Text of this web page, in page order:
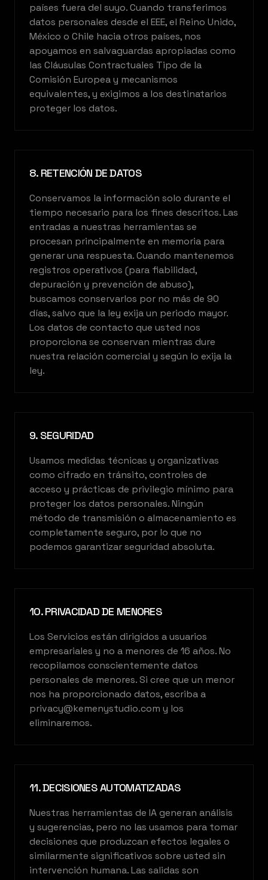
KEMENY STUDIO
países fuera del suyo. Cuando transferimos
datos personales desde el EEE, el Reino Unido,
México o Chile hacia otros países, nos
apoyamos en salvaguardas apropiadas como
las Cláusulas Contractuales Tipo de la
Comisión Europea y mecanismos
equivalentes, y exigimos a los destinatarios
proteger los datos.
8. RETENCIÓN DE DATOS
Conservamos la información solo durante el
tiempo necesario para los fines descritos. Las
entradas a nuestras herramientas se
procesan principalmente en memoria para
generar una respuesta. Cuando mantenemos
registros operativos (para fiabilidad,
depuración y prevención de abuso),
buscamos conservarlos por no más de 90
días, salvo que la ley exija un periodo mayor.
Los datos de contacto que usted nos
proporciona se conservan mientras dure
nuestra relación comercial y según lo exija la
ley.
9. SEGURIDAD
Usamos medidas técnicas y organizativas
como cifrado en tránsito, controles de
acceso y prácticas de privilegio mínimo para
proteger los datos personales. Ningún
método de transmisión o almacenamiento es
completamente seguro, por lo que no
podemos garantizar seguridad absoluta.
10. PRIVACIDAD DE MENORES
Los Servicios están dirigidos a usuarios
empresariales y no a menores de 16 años. No
recopilamos conscientemente datos
personales de menores. Si cree que un menor
nos ha proporcionado datos, escriba a
privacy@kemenystudio.com y los
eliminaremos.
11. DECISIONES AUTOMATIZADAS
Nuestras herramientas de IA generan análisis
y sugerencias, pero no las usamos para tomar
decisiones que produzcan efectos legales o
similarmente significativos sobre usted sin
intervención humana. Las salidas son